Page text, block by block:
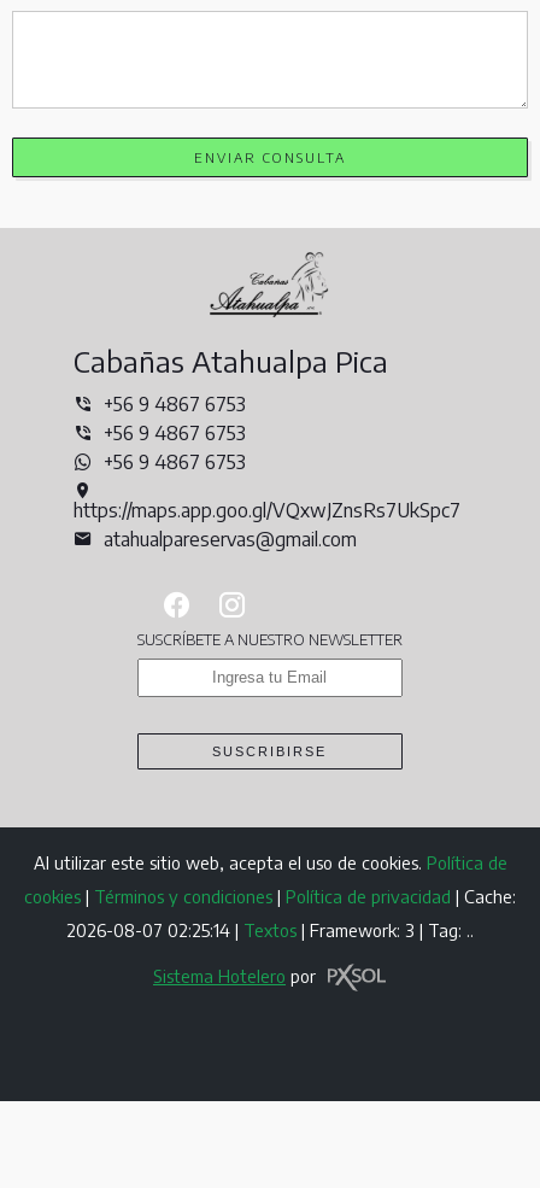
ENVIAR CONSULTA
Cabañas Atahualpa Pica
+56 9 4867 6753
+56 9 4867 6753
+56 9 4867 6753
https://maps.app.goo.gl/VQxwJZnsRs7UkSpc7
atahualpareservas@gmail.com
SUSCRÍBETE A NUESTRO NEWSLETTER
SUSCRIBIRSE
Al utilizar este sitio web, acepta el uso de cookies. Política de
cookies | Términos y condiciones | Política de privacidad | Cache:
2026-08-07 02:25:14 | Textos | Framework: 3 | Tag: ..
Sistema Hotelero por